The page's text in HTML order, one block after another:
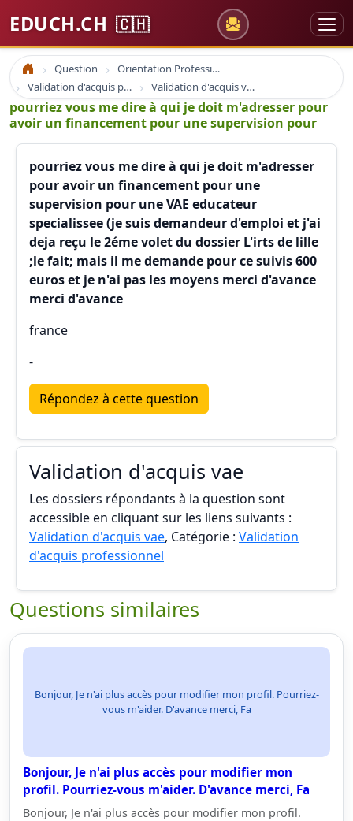
EDUCH.CH 🇨🇭
Accueil Question
Orientation Professionnelle
Validation d'acquis professionnel
Validation d'acquis vae
pourriez vous me dire à qui je doit m'adresser pour
avoir un financement pour une supervision pour
pourriez vous me dire à qui je doit m'adresser
pour avoir un financement pour une
supervision pour une VAE educateur
specialissee (je suis demandeur d'emploi et j'ai
deja reçu le 2éme volet du dossier L'irts de lille
;le fait; mais il me demande pour ce suivis 600
euros et je n'ai pas les moyens merci d'avance
merci d'avance
france
-
Répondez à cette question
Validation d'acquis vae
Les dossiers répondants à la question sont
accessible en cliquant sur les liens suivants :
Validation d'acquis vae, Catégorie : Validation
d'acquis professionnel
Questions similaires
Bonjour, Je n'ai plus accès pour modifier mon profil. Pourriez-
vous m'aider. D'avance merci, Fa
Bonjour, Je n'ai plus accès pour modifier mon
profil. Pourriez-vous m'aider. D'avance merci, Fa
Bonjour, Je n'ai plus accès pour modifier mon profil.